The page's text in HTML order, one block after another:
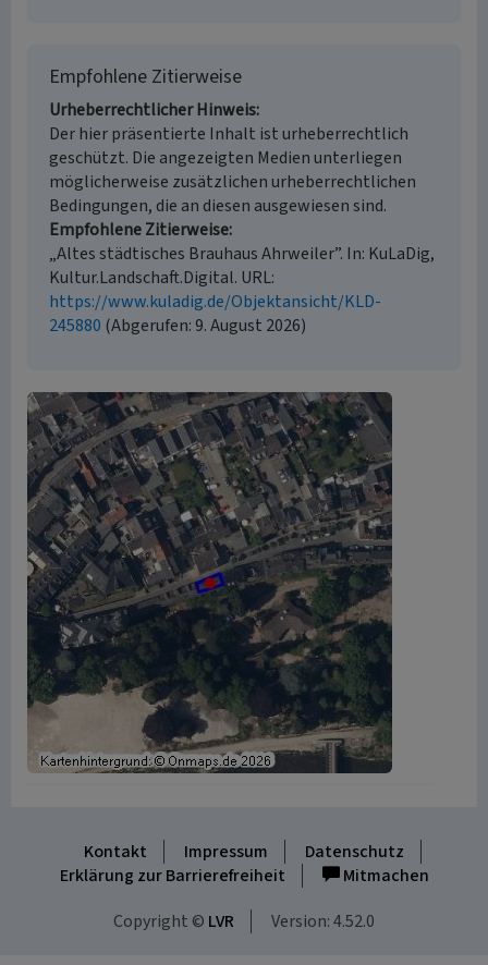
Empfohlene Zitierweise
Urheberrechtlicher Hinweis
Der hier präsentierte Inhalt ist urheberrechtlich
geschützt. Die angezeigten Medien unterliegen
möglicherweise zusätzlichen urheberrechtlichen
Bedingungen, die an diesen ausgewiesen sind.
Empfohlene Zitierweise
„Altes städtisches Brauhaus Ahrweiler”. In: KuLaDig,
Kultur.Landschaft.Digital. URL:
https://www.kuladig.de/Objektansicht/KLD-
245880 (Abgerufen: 9. August 2026)
Kontakt Impressum
Datenschutz
Erklärung zur Barrierefreiheit
Mitmachen
Copyright © LVR Version: 4.52.0